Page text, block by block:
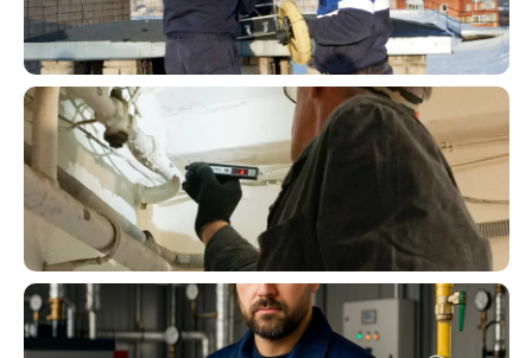
ремонт систем вентиляции
Техническое
диагностирование газового
оборудования
Эксплуатация